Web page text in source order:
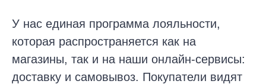
У нас единая программа лояльности,
которая распространяется как на
магазины, так и на наши онлайн-сервисы:
доставку и самовывоз. Покупатели видят